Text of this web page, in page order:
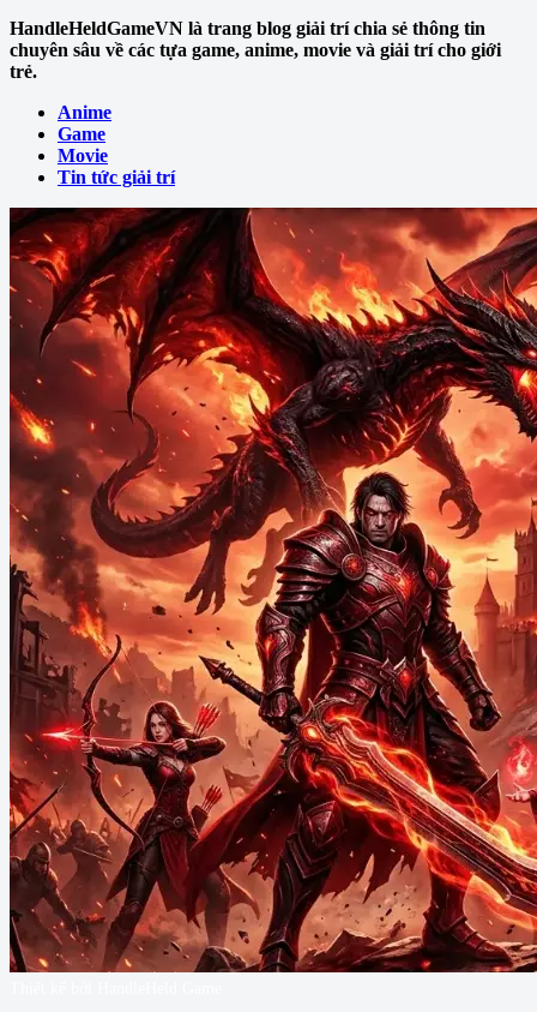
HandleHeldGameVN là trang blog giải trí chia sẻ thông tin
chuyên sâu về các tựa game, anime, movie và giải trí cho giới
trẻ.
Anime
Game
Movie
Tin tức giải trí